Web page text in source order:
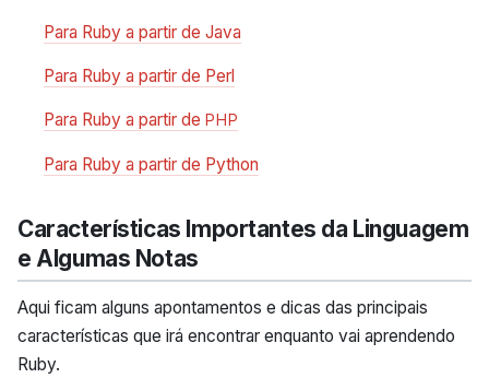
Para Ruby a partir de Java
Para Ruby a partir de Perl
Para Ruby a partir de PHP
Para Ruby a partir de Python
Características Importantes da Linguagem
e Algumas Notas
Aqui ficam alguns apontamentos e dicas das principais
características que irá encontrar enquanto vai aprendendo
Ruby.